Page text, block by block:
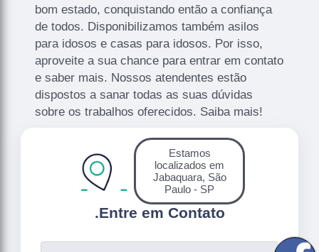
bom estado, conquistando então a confiança
de todos. Disponibilizamos também asilos
para idosos e casas para idosos. Por isso,
aproveite a sua chance para entrar em contato
e saber mais. Nossos atendentes estão
dispostos a sanar todas as suas dúvidas
sobre os trabalhos oferecidos. Saiba mais!
.Entre em Contato
Estamos
localizados em
Jabaquara, São
Paulo - SP